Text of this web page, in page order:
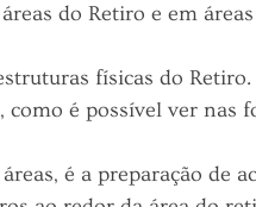
do Retiro e em
físicas do
é possível ver nas
é a preparação de